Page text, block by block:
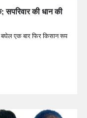
की धान की
एक बार फिर किसान रूप